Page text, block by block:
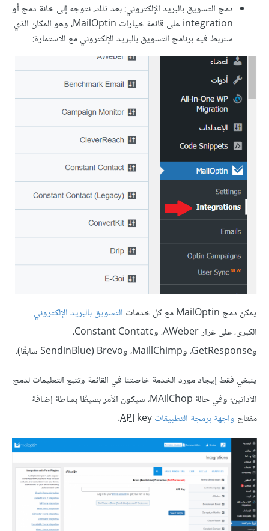
دمج التسويق بالبريد الإلكتروني: بعد ذلك، نتوجه إلى خانة دمج أو
integration على قائمة خيارات MailOptin، وهو المكان الذي
سنربط فيه برنامج التسويق بالبريد الإلكتروني مع الاستمارة:
يمكن دمج MailOptin مع كل خدمات
التسويق بالبريد الإلكتروني
الكبرى، على غرار AWeber، وConstant Contatc،
وGetResponse، وMaillChimp، وBrevo (SendinBlue سابقًا).
ينبغي فقط إيجاد مورد الخدمة خاصتنا في القائمة وتتبع التعليمات لدمج
الأداتين؛ وفي حالة MAilChop، سيكون الأمر بسيطًا بساطة إضافة
مفتاح واجهة برمجة التطبيقات APIkey.